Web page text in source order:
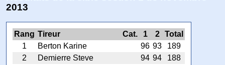
2013
Rang Tireur Cat. 1 2
Total
1
Berton Karine 96 93
189
2
Demierre Steve 94 94
188